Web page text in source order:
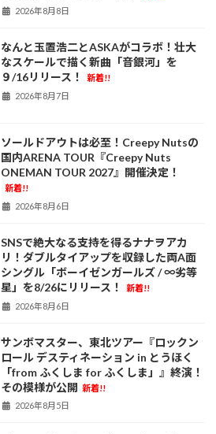
2026年8月8日
なんと玉置浩二とASKAがコラボ！壮大
なスケールで描く新曲「音銀河」を
９/16リリース！
新着!!
2026年8月7日
ソールドアウトは必至！Creepy Nutsの
国内ARENA TOUR『Creepy Nuts
ONEMAN TOUR 2027』開催決定！
新着!!
2026年8月6日
SNSで絶大なる支持を得るナナヲアカ
リ！ダブルタイアップを収録した両A面
シングル「ボーイゼンガールズ / ∞劣等
星」を8/26にリリース！
新着!!
2026年8月6日
サンボマスター、東北ツアー『ロックン
ロール デスティネーション in とうほく
「from ふくしま for ふくしま」』終演！
その模様が公開 新着!!
2026年8月5日